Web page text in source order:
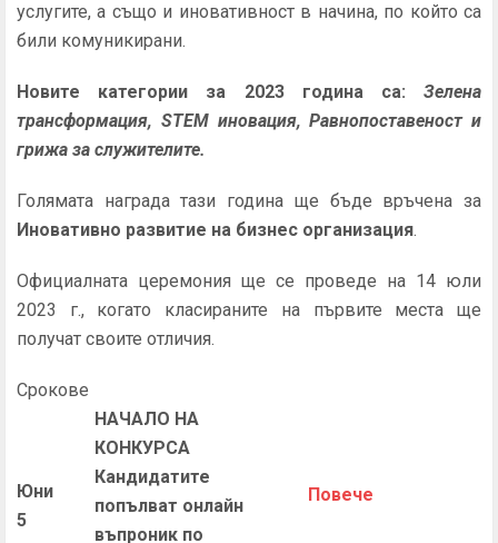
услугите, а също и иновативност в начина, по който са
били комуникирани.
Новите категории за 2023 година са: Зелена
трансформация, STEM иновация, Равнопоставеност и
грижа за служителите.
Голямата награда тази година ще бъде връчена за
Иновативно развитие на бизнес организация.
Официалната церемония ще се проведе на 14 юли
2023 г., когато класираните на първите места ще
получат своите отличия.
Срокове
Юни
5
НАЧАЛО НА
КОНКУРСА
Кандидатите
попълват онлайн
въпроник по
Повече